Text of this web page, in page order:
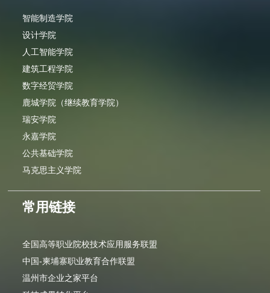
智能制造学院
设计学院
人工智能学院
建筑工程学院
数字经贸学院
鹿城学院（继续教育学院）
瑞安学院
永嘉学院
公共基础学院
马克思主义学院
常用链接
全国高等职业院校技术应用服务联盟
中国-柬埔寨职业教育合作联盟
温州市企业之家平台